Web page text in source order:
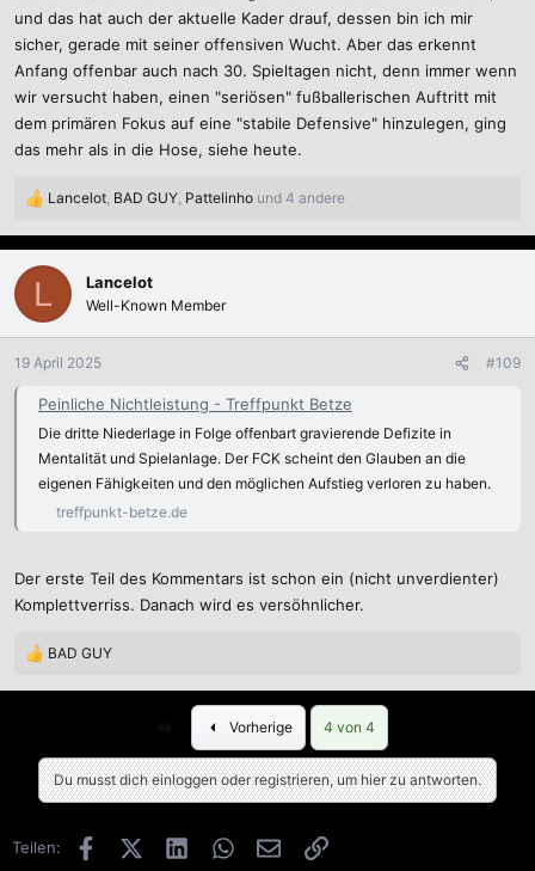
und das hat auch der aktuelle Kader drauf, dessen bin ich mir
sicher, gerade mit seiner offensiven Wucht. Aber das erkennt
Anfang offenbar auch nach 30. Spieltagen nicht, denn immer wenn
wir versucht haben, einen "seriösen" fußballerischen Auftritt mit
dem primären Fokus auf eine "stabile Defensive" hinzulegen, ging
das mehr als in die Hose, siehe heute.
R
a
k
i
o
n
Lancelot, BAD GUY, Pattelinho und 4 andere
L Lancelot
Well-Known Member
19 April 2025 #109
Peinliche Nichtleistung - Treffpunkt Betze
Die dritte Niederlage in Folge offenbart gravierende Defizite in
Mentalität und Spielanlage. Der FCK scheint den Glauben an die
eigenen Fähigkeiten und den möglichen Aufstieg verloren zu haben.
treffpunkt-betze.de
Der erste Teil des Kommentars ist schon ein (nicht unverdienter)
Komplettverriss. Danach wird es versöhnlicher.
R
n
BAD GUY
Vorherige 4 von 4
Du musst dich einloggen oder registrieren, um hier zu antworten.
Teilen: FacebookX (Twitter)LinkedInWhatsApp
E-MailLink